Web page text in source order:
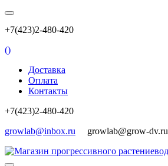
+7(423)2-480-420
()
Доставка
Оплата
Контакты
+7(423)2-480-420
growlab@inbox.ru growlab@grow-dv.ru